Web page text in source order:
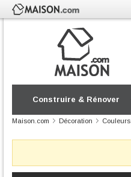
Construire & Rénover
Maison.com Décoration Couleurs